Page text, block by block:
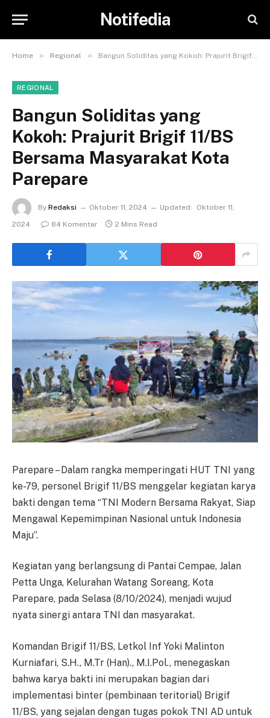
Notifedia
Home » Regional » Bangun Soliditas yang Kokoh: Prajurit Brigif 11/BS Bersama Masyarakat Kota Parepare
REGIONAL
Bangun Soliditas yang
Kokoh: Prajurit Brigif 11/BS
Bersama Masyarakat Kota
Parepare
By Redaksi Oktober 11, 2024 Updated:
Oktober 11,
2024
84 Komentar 2 Mins Read
Parepare – Dalam rangka memperingati HUT TNI yang
ke-79, personel Brigif 11/BS menggelar kegiatan karya
bakti dengan tema “TNI Modern Bersama Rakyat, Siap
Mengawal Kepemimpinan Nasional untuk Indonesia
Maju”.
Kegiatan yang berlangsung di Pantai Cempae, Jalan
Petta Unga, Kelurahan Watang Soreang, Kota
Parepare, pada Selasa (8/10/2024), menjadi wujud
nyata sinergi antara TNI dan masyarakat.
Komandan Brigif 11/BS, Letkol Inf Yoki Malinton
Kurniafari, S.H., M.Tr (Han)., M.I.Pol., menegaskan
bahwa karya bakti ini merupakan bagian dari
implementasi binter (pembinaan teritorial) Brigif
11/BS, yang sejalan dengan tugas pokok TNI AD untuk